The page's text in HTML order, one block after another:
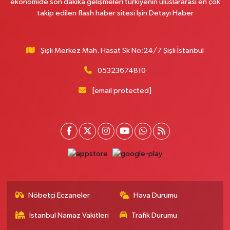
gelirken Yeni İSKİ binasını geçince ilk ışıklardan sağdaki cadde (Barbaros
Fırınına giden cadde)
Yol Tarifi Al
0 (212) 924 64 68 Yol Tarifi Al
caddenin bitiminde Örnek Böreğin çaprazında
0 (212) 302 46 33 Yol Tarifi Al
ekonomide son dakika gelişmeleri türkiyenin uluslararası en çok
takip edilen flash haber sitesi İşin Detayı Haber
Şişli Merkez Mah. Hasat Sk No:24/7 Şişli İstanbul
05323674810
[email protected]
Nöbetçi Eczaneler Hava Durumu
İstanbul Namaz Vakitleri Trafik Durumu